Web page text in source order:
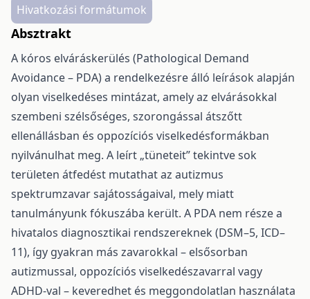
Hivatkozási formátumok
Absztrakt
A kóros elváráskerülés (Pathological Demand
Avoidance – PDA) a rendelkezésre álló leírások alapján
olyan viselkedéses mintázat, amely az elvárásokkal
szembeni szélsőséges, szorongással átszőtt
ellenállásban és oppozíciós viselkedésformákban
nyilvánulhat meg. A leírt „tüneteit” tekintve sok
területen átfedést mutathat az autizmus
spektrumzavar sajátosságaival, mely miatt
tanulmányunk fókuszába került. A PDA nem része a
hivatalos diagnosztikai rendszereknek (DSM–5, ICD–
11), így gyakran más zavarokkal – elsősorban
autizmussal, oppozíciós viselkedészavarral vagy
ADHD-val – keveredhet és meggondolatlan használata